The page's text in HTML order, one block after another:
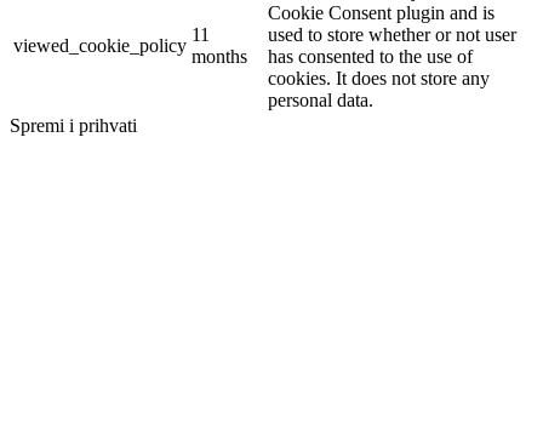
viewed_cookie_policy
11
months
Cookie Consent plugin and is
used to store whether or not user
has consented to the use of
cookies. It does not store any
personal data.
Spremi i prihvati